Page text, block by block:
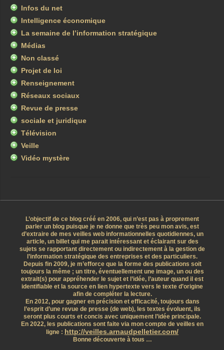
Infos du net
Intelligence économique
La semaine de l’information stratégique
Médias
Non classé
Projet de loi
Renseignement
Réseaux sociaux
Revue de presse
sociale et juridique
Télévision
Veille
Vidéo mystère
L’objectif de ce blog créé en 2006, qui n’est pas à proprement
parler un blog puisque je ne donne que très peu mon avis, est
d’extraire de mes veilles web informationnelles quotidiennes, un
article, un billet qui me parait intéressant et éclairant sur des
sujets se rapportant directement ou indirectement à la gestion de
l’information stratégique des entreprises et des particuliers.
Depuis fin 2009, je m’efforce que la forme des publications soit
toujours la même ; un titre, éventuellement une image, un ou des
extrait(s) pour appréhender le sujet et l’idée, l’auteur quand il est
identifiable et la source en lien hypertexte vers le texte d’origine
afin de compléter la lecture.
En 2012, pour gagner en précision et efficacité, toujours dans
l’esprit d’une revue de presse (de web), les textes évoluent, ils
seront plus courts et concis avec uniquement l’idée principale.
En 2022, les publications sont faite via mon compte de veilles en
ligne : http://veilles.arnaudpelletier.com/
Bonne découverte à tous …